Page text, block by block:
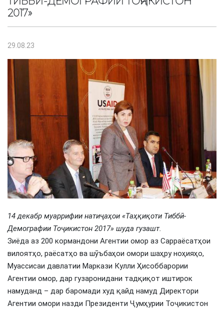
2017»
29.08.23
14 декабр муаррифии натиҷаҳои «Таҳқиқоти Тиббӣ-
Демографии Тоҷикистон 2017» шуда гузашт.
Зиёда аз 200 кормандони Агентии омор аз Сарраёсатҳои
вилоятҳо, раёсатҳо ва шӯъбаҳои омори шаҳру ноҳияҳо,
Муассисаи давлатии Маркази Кулли Ҳисоббарории
Агентии омор, дар гузаронидани тадқиқот иштирок
намуданд – дар баромади худ қайд намуд Директори
Агентии омори назди Президенти Ҷумҳурии Тоҷикистон